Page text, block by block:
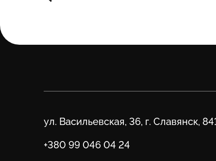
Адрес
ул. Васильевская, 36, г. Славянск,
Телефон
+380 99 046 04 24